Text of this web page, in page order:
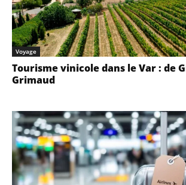
Voyage
Tourisme vinicole dans le Var : de
Grimaud